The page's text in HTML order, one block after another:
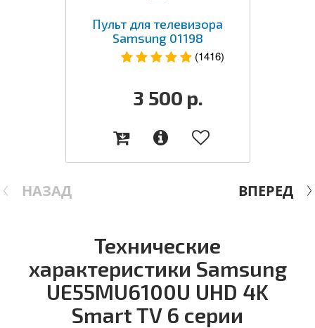
НАЗАД
Пульт для телевизора
Samsung 01198
(1416)
3 500 р.
ВПЕРЕД
Технические
характеристики Samsung
UE55MU6100U UHD 4K
Smart TV 6 серии